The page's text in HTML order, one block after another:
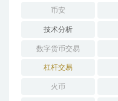
币安
技术分析
数字货币交易
杠杆交易
火币